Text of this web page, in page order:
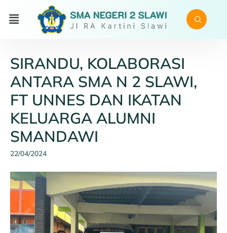
SIRANDU, KOLABORASI
ANTARA SMA N 2 SLAWI,
FT UNNES DAN IKATAN
KELUARGA ALUMNI
SMANDAWI
22/04/2024